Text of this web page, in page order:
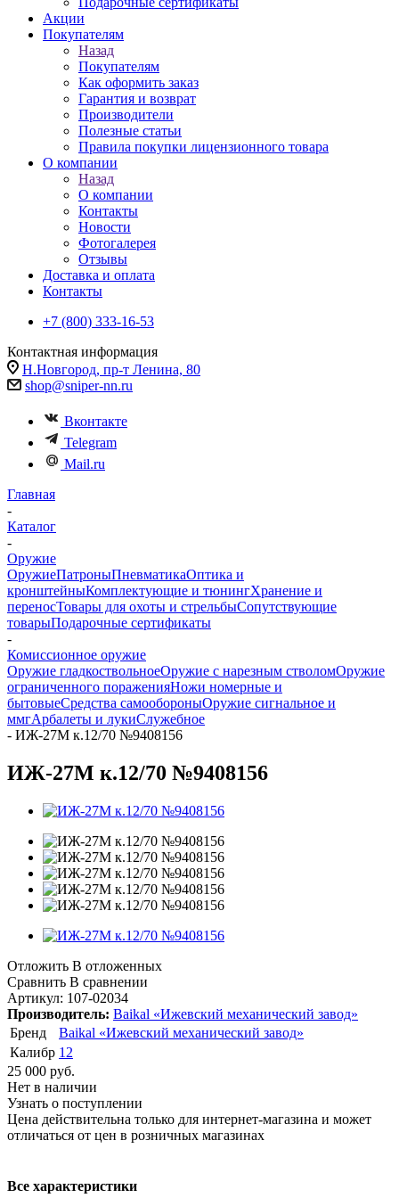
Акции
Покупателям
Назад
Покупателям
Как оформить заказ
Гарантия и возврат
Производители
Полезные статьи
Правила покупки лицензионного товара
О компании
Назад
О компании
Контакты
Новости
Фотогалерея
Отзывы
Доставка и оплата
Контакты
+7 (800) 333-16-53
Контактная информация
Н.Новгород, пр-т Ленина, 80
shop@sniper-nn.ru
Вконтакте
Telegram
Mail.ru
Главная
-
Каталог
-
Оружие
ОружиеПатроныПневматикаОптика и
кронштейныКомплектующие и тюнингХранение и
переносТовары для охоты и стрельбыСопутствующие
товарыПодарочные сертификаты
-
Комиссионное оружие
Оружие гладкоствольноеОружие с нарезным стволомОружие
ограниченного пораженияНожи номерные и
бытовыеСредства самообороныОружие сигнальное и
ммгАрбалеты и лукиСлужебное
- ИЖ-27М к.12/70 №9408156
ИЖ-27М к.12/70 №9408156
Отложить В отложенных
Сравнить В сравнении
Артикул: 107-02034
Производитель: Baikal «Ижевский механический завод»
Бренд
Baikal «Ижевский механический завод»
Калибр 12
25 000 руб.
Нет в наличии
Узнать о поступлении
Цена действительна только для интернет-магазина и может
отличаться от цен в розничных магазинах
Все характеристики